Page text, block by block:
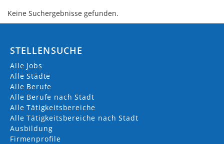
Keine Suchergebnisse gefunden.
STELLENSUCHE
Alle Jobs
Alle Städte
Alle Berufe
Alle Berufe nach Stadt
Alle Tätigkeitsbereiche
Alle Tätigkeitsbereiche nach Stadt
Ausbildung
Firmenprofile